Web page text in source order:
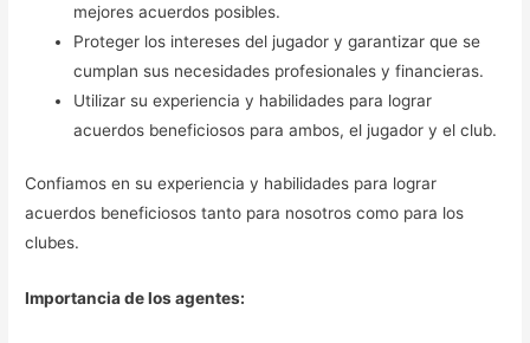
mejores acuerdos posibles.
Proteger los intereses del jugador y garantizar que se
cumplan sus necesidades profesionales y financieras.
Utilizar su experiencia y habilidades para lograr
acuerdos beneficiosos para ambos, el jugador y el club.
Confiamos en su experiencia y habilidades para lograr
acuerdos beneficiosos tanto para nosotros como para los
clubes.
Importancia de los agentes: